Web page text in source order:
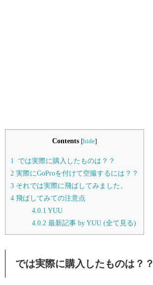
Contents [hide]
1 では実際に購入したものは？？
2 実際にGoProを付けて空撮するには？？
3 それでは実際に飛ばしてみました。
4 飛ばしてみての注意点
4.0.1 YUU
4.0.2最新記事 by YUU (全て見る)
では実際に購入したものは？？